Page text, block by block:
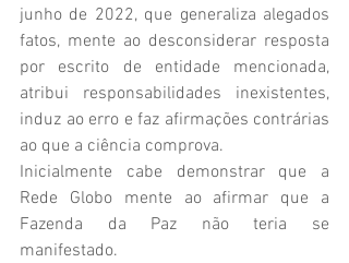
junho de 2022, que generaliza alegados
fatos, mente ao desconsiderar resposta
por escrito de entidade mencionada,
atribui responsabilidades inexistentes,
induz ao erro e faz afirmações contrárias
ao que a ciência comprova.
Inicialmente cabe demonstrar que a
Rede Globo mente ao afirmar que a
Fazenda da Paz não teria se
manifestado.